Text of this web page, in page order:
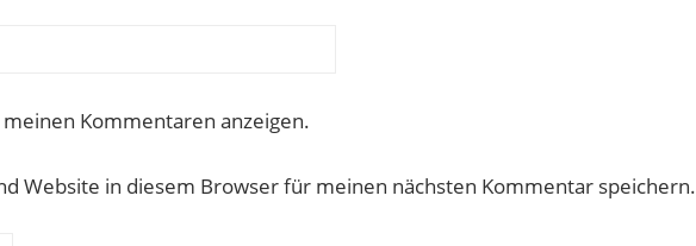
Kommentaren anzeigen.
Website in diesem Browser für meinen nächsten Kommentar speichern.